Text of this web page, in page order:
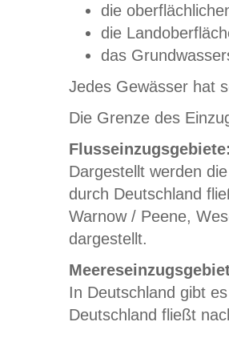
die
die
das
Jedes Gewässer hat
Die Grenze des
Dargestellt werden
durch Deutschland
Warnow / Peene,
dargestellt.
In Deutschland gibt
Deutschland fließt